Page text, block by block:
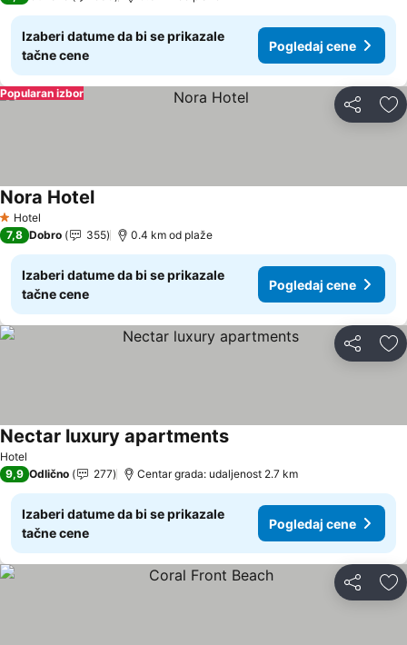
Izaberi datume da bi se prikazale
tačne cene
Pogledaj cene
Deli
Popularan izbor
1 Zvezdice
Hotel
Nora Hotel
7,8 Dobro 355 0.4 km od plaže
Izaberi datume da bi se prikazale
tačne cene
Pogledaj cene
Deli
Hotel
Nectar luxury apartments
9,9 Odlično 277 Centar grada: udaljenost 2.7 km
Izaberi datume da bi se prikazale
tačne cene
Pogledaj cene
Deli